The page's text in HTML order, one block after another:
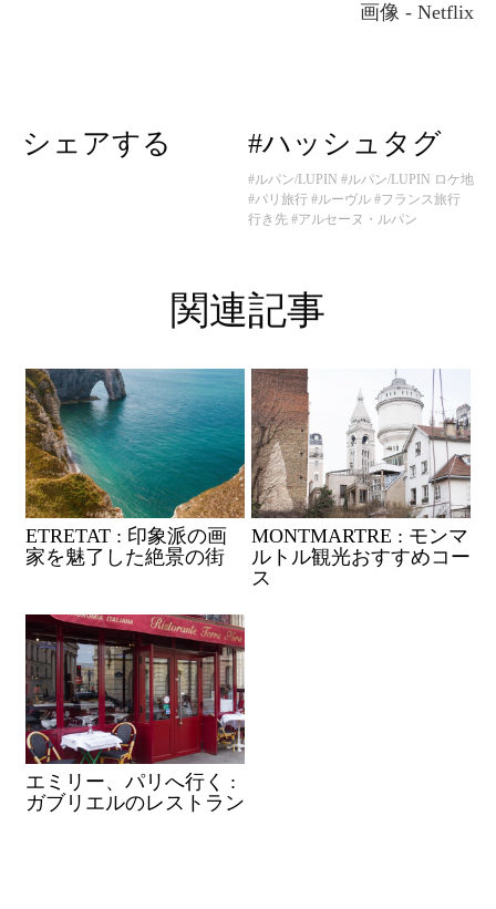
画像 - Netflix
シェアする #ハッシュタグ
#ルパン/LUPIN #ルパン/LUPIN ロケ地
#パリ旅行 #ルーヴル #フランス旅行
行き先 #アルセーヌ・ルパン
関連記事
ETRETAT : 印象派の画
家を魅了した絶景の街
MONTMARTRE : モンマ
ルトル観光おすすめコー
ス
エミリー、パリへ行く :
ガブリエルのレストラン